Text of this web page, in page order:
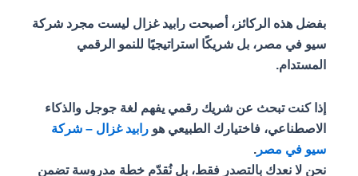
بفضل هذه الركائز، أصبحت رابيد غزال ليست مجرد شركة
سيو في مصر، بل شريكًا استراتيجيًا للنمو الرقمي
المستدام.
إذا كنت تبحث عن شريك رقمي يفهم لغة جوجل والذكاء
الاصطناعي، فاختيارك الطبيعي هو رابيد غزال – شركة
سيو في مصر.
نحن لا نعدك بالتصدر فقط، بل نُقدّم خطة مدروسة تضمن